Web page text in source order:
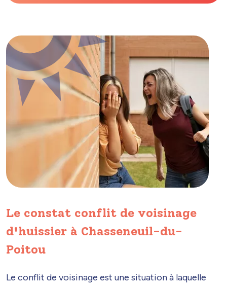
Le constat conflit de voisinage
d'huissier à Chasseneuil-du-
Poitou
Le conflit de voisinage est une situation à laquelle